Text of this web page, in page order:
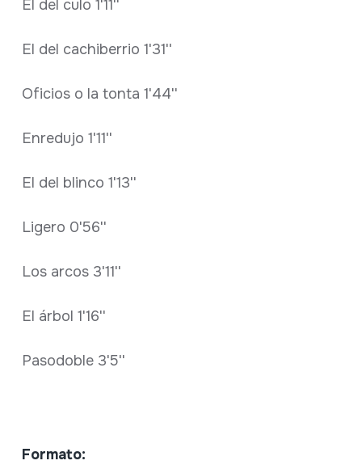
El del culo 1'11''
El del cachiberrio 1'31''
Oficios o la tonta 1'44''
Enredujo 1'11''
El del blinco 1'13''
Ligero 0'56''
Los arcos 3'11''
El árbol 1'16''
Pasodoble 3'5''
Formato: